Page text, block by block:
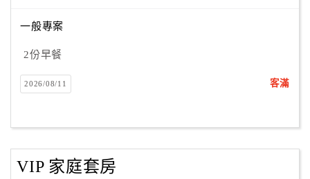
一般專案
2份早餐
2026/08/11 客滿
VIP 家庭套房